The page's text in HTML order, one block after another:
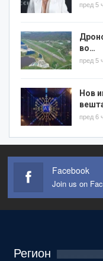
пред 5
во…
пред 5
Нов
пред 6
Facebook
Join us on
Регион